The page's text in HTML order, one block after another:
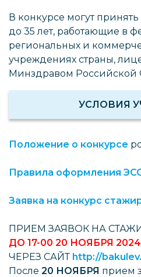
В конкурсе могут
до 35 лет, работающие в
региональных и
учреждениях страны,
Минздравом Российской
УСЛОВИЯ
Положение о конкурсе
Правила оформления
Заявка на конкурс
ПРИЕМ ЗАЯВОК НА
ДО 17-00 20 НОЯБРЯ 2024
ЧЕРЕЗ САЙТ http://
После 20 НОЯБРЯ прием